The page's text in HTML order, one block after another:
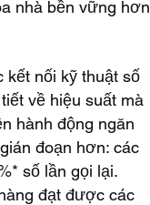
nhà bền vững hơn
kết nối kỹ thuật số
về hiệu suất mà
hành động ngăn
đoạn hơn: các
số lần gọi lại.
đạt được các